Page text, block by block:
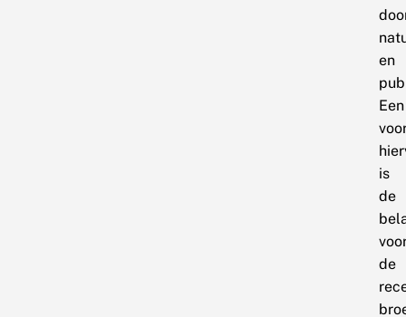
en
Een
is
de
de